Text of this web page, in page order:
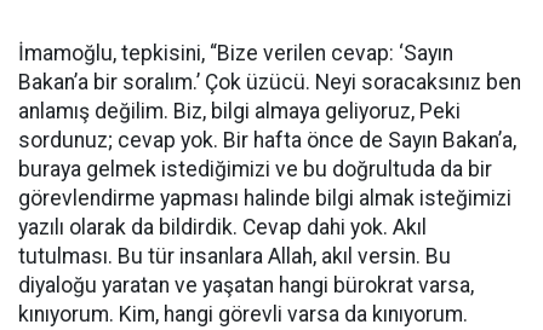
İmamoğlu, tepkisini, “Bize verilen cevap: ‘Sayın
Bakan’a bir soralım.’ Çok üzücü. Neyi soracaksınız ben
anlamış değilim. Biz, bilgi almaya geliyoruz, Peki
sordunuz; cevap yok. Bir hafta önce de Sayın Bakan’a,
buraya gelmek istediğimizi ve bu doğrultuda da bir
görevlendirme yapması halinde bilgi almak isteğimizi
yazılı olarak da bildirdik. Cevap dahi yok. Akıl
tutulması. Bu tür insanlara Allah, akıl versin. Bu
diyaloğu yaratan ve yaşatan hangi bürokrat varsa,
kınıyorum. Kim, hangi görevli varsa da kınıyorum.